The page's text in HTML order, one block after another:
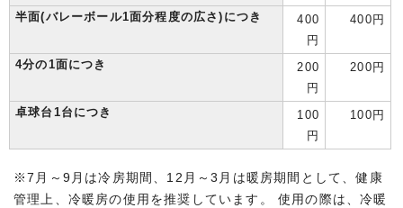
半面(バレーボール1面分程度の広さ)につき
400
円
400円
4分の1面につき
200
円
200円
卓球台1台につき
100
円
100円
※7月～9月は冷房期間、12月～3月は暖房期間として、健康
管理上、冷暖房の使用を推奨しています。 使用の際は、冷暖